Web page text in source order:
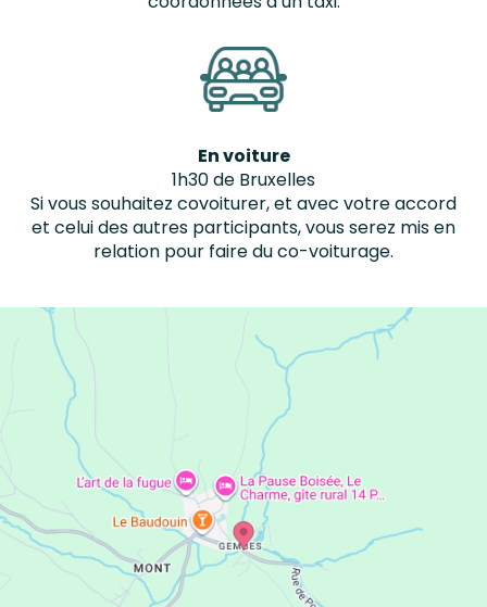
En voiture
1h30 de Bruxelles
Si vous souhaitez covoiturer, et avec votre accord
et celui des autres participants, vous serez mis en
relation pour faire du co-voiturage.